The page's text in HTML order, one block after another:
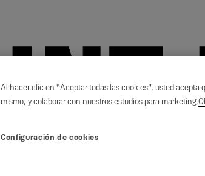
Al hacer clic en “Aceptar todas las cookies”, usted acepta
mismo, y colaborar con nuestros estudios para marketing.
Configuración de cookies